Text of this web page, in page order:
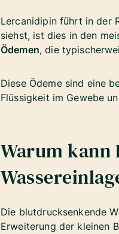
Lercanidipin führt in der
siehst, ist dies in den
Ödemen, die
Diese Ödeme sind eine
Flüssigkeit im Gewebe
Warum
Die blutdrucksenkende
Erweiterung der kleinen